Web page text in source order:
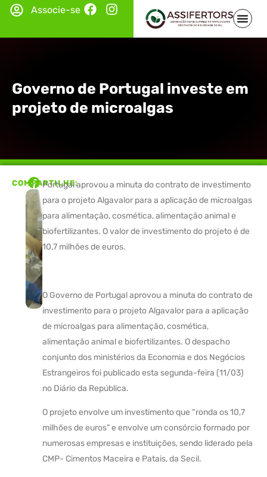
Associe-se
Governo de Portugal investe em
projeto de microalgas
COMPARTILHE:
Portugal aprovou a minuta do contrato de investimento
para o projeto Algavalor para a aplicação de microalgas
para alimentação, cosmética, alimentação animal e
biofertilizantes. O valor de investimento do projeto é de
10,7 milhões de euros.
O Governo de Portugal aprovou a minuta do contrato de
investimento para o projeto Algavalor para a aplicação
de microalgas para alimentação, cosmética,
alimentação animal e biofertilizantes. O despacho
conjunto dos ministérios da Economia e dos Negócios
Estrangeiros foi publicado esta segunda-feira (11/03)
no Diário da República.
O projeto envolve um investimento que “ronda os 10,7
milhões de euros” e envolve um consórcio formado por
numerosas empresas e instituições, sendo liderado pela
CMP- Cimentos Maceira e Patais, da Secil.